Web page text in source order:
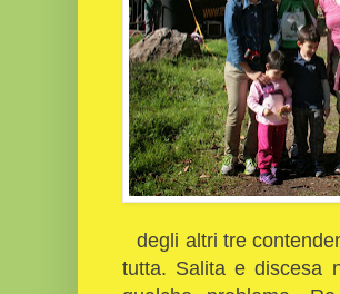
degli altri tre
tutta. Salita e discesa